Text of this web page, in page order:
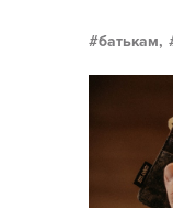
батькам,